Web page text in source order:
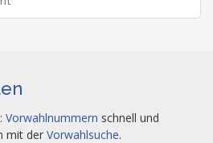
Vorwahlnummern schnell und
mit der Vorwahlsuche.